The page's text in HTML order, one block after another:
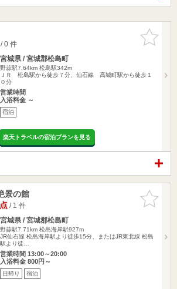
お気に入
りに追加
0 件
宮城県 / 宮城郡松島町
野蒜駅7.64km 松島駅342m
ＪＲ 松島駅から徒歩７分、仙石線 高城町駅から徒歩１
０分
営業時間
入浴料金 ～
宿泊
楽天トラベルの宿泊プランを見る
お気に入
りに追加
景の館
/ 1 件
宮城県 / 宮城郡松島町
野蒜駅7.71km 松島海岸駅927m
JR仙石線 松島海岸駅より徒歩15分、またはJR東北線 松島
駅より徒…
営業時間 13:00～20:00
入浴料金 800円～
日帰り 宿泊